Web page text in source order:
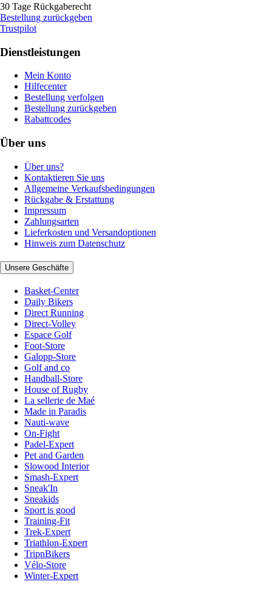
30 Tage Rückgaberecht
Bestellung zurückgeben
Trustpilot
Dienstleistungen
Mein Konto
Hilfecenter
Bestellung verfolgen
Bestellung zurückgeben
Rabattcodes
Über uns
Über uns?
Kontaktieren Sie uns
Allgemeine Verkaufsbedingungen
Rückgabe & Erstattung
Impressum
Zahlungsarten
Lieferkosten und Versandoptionen
Hinweis zum Datenschutz
Unsere Geschäfte
Basket-Center
Daily Bikers
Direct Running
Direct-Volley
Espace Golf
Foot-Store
Galopp-Store
Golf and co
Handball-Store
House of Rugby
La sellerie de Maé
Made in Paradis
Nauti-wave
On-Fight
Padel-Expert
Pet and Garden
Slowood Interior
Smash-Expert
Sneak'In
Sneakids
Sport is good
Training-Fit
Trek-Expert
Triathlon-Expert
TripnBikers
Vélo-Store
Winter-Expert